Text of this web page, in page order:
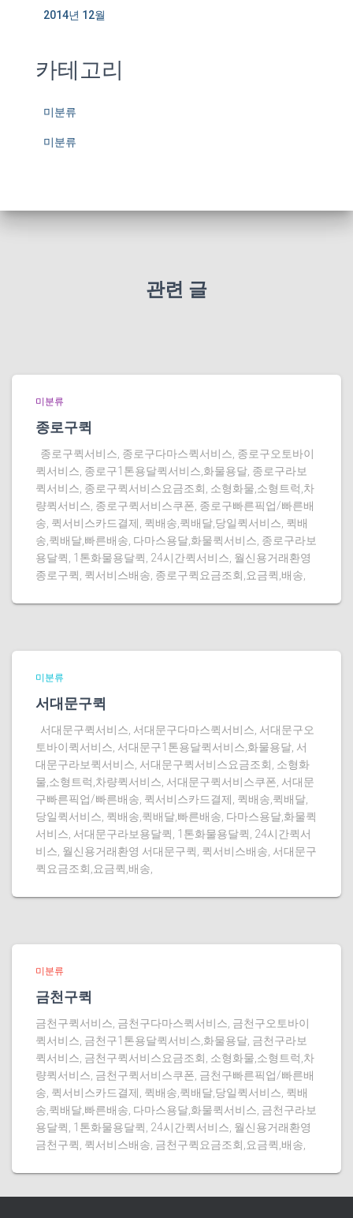
2014년 12월
카테고리
미분류
미분류
관련 글
미분류
종로구퀵
종로구퀵서비스, 종로구다마스퀵서비스, 종로구오토바이
퀵서비스, 종로구1톤용달퀵서비스,화물용달, 종로구라보
퀵서비스, 종로구퀵서비스요금조회, 소형화물,소형트럭,차
량퀵서비스, 종로구퀵서비스쿠폰, 종로구빠른픽업/빠른배
송, 퀵서비스카드결제, 퀵배송,퀵배달,당일퀵서비스, 퀵배
송,퀵배달,빠른배송, 다마스용달,화물퀵서비스, 종로구라보
용달퀵, 1톤화물용달퀵, 24시간퀵서비스, 월신용거래환영
종로구퀵, 퀵서비스배송, 종로구퀵요금조회,요금퀵,배송,
미분류
서대문구퀵
서대문구퀵서비스, 서대문구다마스퀵서비스, 서대문구오
토바이퀵서비스, 서대문구1톤용달퀵서비스,화물용달, 서
대문구라보퀵서비스, 서대문구퀵서비스요금조회, 소형화
물,소형트럭,차량퀵서비스, 서대문구퀵서비스쿠폰, 서대문
구빠른픽업/빠른배송, 퀵서비스카드결제, 퀵배송,퀵배달,
당일퀵서비스, 퀵배송,퀵배달,빠른배송, 다마스용달,화물퀵
서비스, 서대문구라보용달퀵, 1톤화물용달퀵, 24시간퀵서
비스, 월신용거래환영 서대문구퀵, 퀵서비스배송, 서대문구
퀵요금조회,요금퀵,배송,
미분류
금천구퀵
금천구퀵서비스, 금천구다마스퀵서비스, 금천구오토바이
퀵서비스, 금천구1톤용달퀵서비스,화물용달, 금천구라보
퀵서비스, 금천구퀵서비스요금조회, 소형화물,소형트럭,차
량퀵서비스, 금천구퀵서비스쿠폰, 금천구빠른픽업/빠른배
송, 퀵서비스카드결제, 퀵배송,퀵배달,당일퀵서비스, 퀵배
송,퀵배달,빠른배송, 다마스용달,화물퀵서비스, 금천구라보
용달퀵, 1톤화물용달퀵, 24시간퀵서비스, 월신용거래환영
금천구퀵, 퀵서비스배송, 금천구퀵요금조회,요금퀵,배송,